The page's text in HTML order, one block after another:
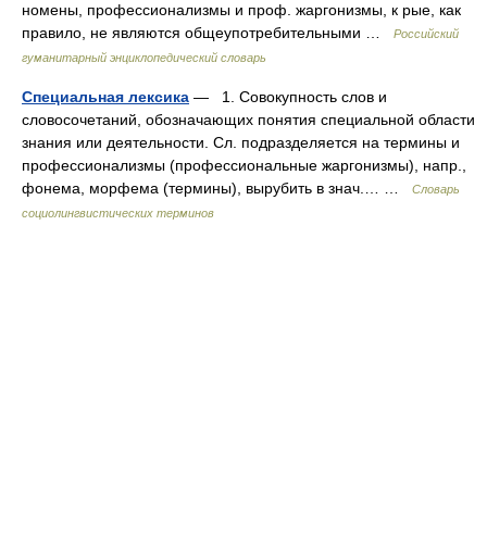
номены, профессионализмы и проф. жаргонизмы, к рые, как
правило, не являются общеупотребительными …
Российский
гуманитарный энциклопедический словарь
Специальная лексика — 1. Совокупность слов и
словосочетаний, обозначающих понятия специальной области
знания или деятельности. Сл. подразделяется на термины и
профессионализмы (профессиональные жаргонизмы), напр.,
фонема, морфема (термины), вырубить в знач.… …
Словарь
социолингвистических терминов